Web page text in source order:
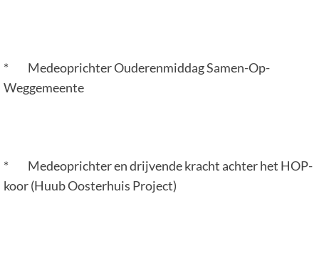
* Medeoprichter Ouderenmiddag Samen-Op-
Weggemeente
* Medeoprichter en drijvende kracht achter het HOP-
koor (Huub Oosterhuis Project)